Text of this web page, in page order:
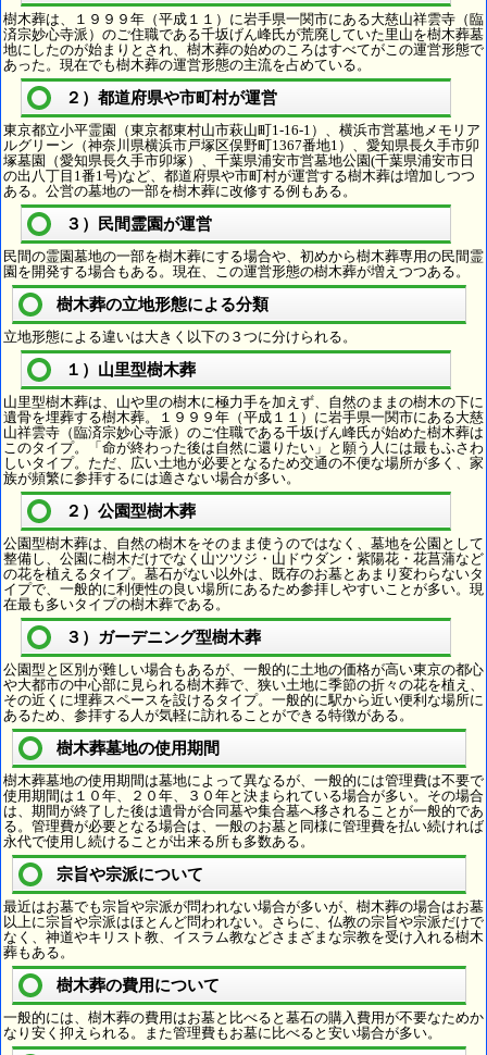
樹木葬は、１９９９年（平成１１）に岩手県一関市にある大慈山祥雲寺（臨
済宗妙心寺派）のご住職である千坂げん峰氏が荒廃していた里山を樹木葬墓
地にしたのが始まりとされ、樹木葬の始めのころはすべてがこの運営形態で
あった。現在でも樹木葬の運営形態の主流を占めている。
２）都道府県や市町村が運営
東京都立小平霊園（東京都東村山市萩山町1-16-1）、横浜市営墓地メモリア
ルグリーン（神奈川県横浜市戸塚区俣野町1367番地1）、愛知県長久手市卯
塚墓園（愛知県長久手市卯塚）、千葉県浦安市営墓地公園(千葉県浦安市日
の出八丁目1番1号)など、都道府県や市町村が運営する樹木葬は増加しつつ
ある。公営の墓地の一部を樹木葬に改修する例もある。
３）民間霊園が運営
民間の霊園墓地の一部を樹木葬にする場合や、初めから樹木葬専用の民間霊
園を開発する場合もある。現在、この運営形態の樹木葬が増えつつある。
樹木葬の立地形態による分類
立地形態による違いは大きく以下の３つに分けられる。
１）山里型樹木葬
山里型樹木葬は、山や里の樹木に極力手を加えず、自然のままの樹木の下に
遺骨を埋葬する樹木葬。１９９９年（平成１１）に岩手県一関市にある大慈
山祥雲寺（臨済宗妙心寺派）のご住職である千坂げん峰氏が始めた樹木葬は
このタイプ。「命が終わった後は自然に還りたい」と願う人には最もふさわ
しいタイプ。ただ、広い土地が必要となるため交通の不便な場所が多く、家
族が頻繁に参拝するには適さない場合が多い。
２）公園型樹木葬
公園型樹木葬は、自然の樹木をそのまま使うのではなく、墓地を公園として
整備し、公園に樹木だけでなく山ツツジ・山ドウダン・紫陽花・花菖蒲など
の花を植えるタイプ。墓石がない以外は、既存のお墓とあまり変わらないタ
イプで、一般的に利便性の良い場所にあるため参拝しやすいことが多い。現
在最も多いタイプの樹木葬である。
３）ガーデニング型樹木葬
公園型と区別が難しい場合もあるが、一般的に土地の価格が高い東京の都心
や大都市の中心部に見られる樹木葬で、狭い土地に季節の折々の花を植え、
その近くに埋葬スペースを設けるタイプ。一般的に駅から近い便利な場所に
あるため、参拝する人が気軽に訪れることができる特徴がある。
樹木葬墓地の使用期間
樹木葬墓地の使用期間は墓地によって異なるが、一般的には管理費は不要で
使用期間は１０年、２０年、３０年と決まられている場合が多い。その場合
は、期間が終了した後は遺骨が合同墓や集合墓へ移されることが一般的であ
る。管理費が必要となる場合は、一般のお墓と同様に管理費を払い続ければ
永代で使用し続けることが出来る所も多数ある。
宗旨や宗派について
最近はお墓でも宗旨や宗派が問われない場合が多いが、樹木葬の場合はお墓
以上に宗旨や宗派はほとんど問われない。さらに、仏教の宗旨や宗派だけで
なく、神道やキリスト教、イスラム教などさまざまな宗教を受け入れる樹木
葬もある。
樹木葬の費用について
一般的には、樹木葬の費用はお墓と比べると墓石の購入費用が不要なためか
なり安く抑えられる。また管理費もお墓に比べると安い場合が多い。